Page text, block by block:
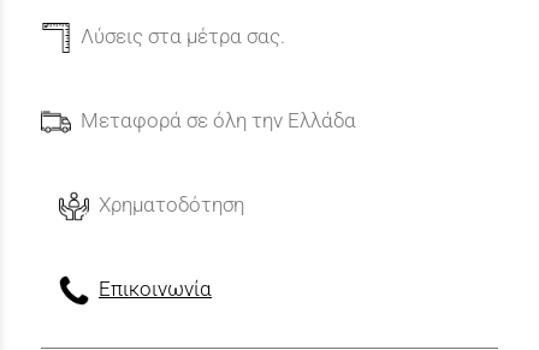
Λύσεις στα μέτρα σας.
Μεταφορά σε όλη την Ελλάδα
Χρηματοδότηση
Επικοινωνία